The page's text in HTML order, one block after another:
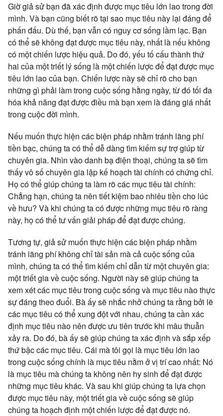
Giờ giả sử bạn đã xác định được mục tiêu lớn lao trong đời
mình. Và bạn cũng biết rõ tại sao mục tiêu này lại đáng để
phấn đấu. Dù thế, bạn vẫn có nguy cơ sống lầm lạc. Bạn
có thể sẽ không đạt được mục tiêu này, nhất là nếu không
có một chiến lược hiệu quả. Do đó, yếu tố cấu thành thứ
hai của một triết lý sống là một chiến lược để đạt được mục
tiêu lớn lao của bạn. Chiến lược này sẽ chỉ rõ cho bạn
những gì phải làm trong cuộc sống hằng ngày, từ đó tối đa
hóa khả năng đạt được điều mà bạn xem là đáng giá nhất
trong cuộc đời mình.
Nếu muốn thực hiện các biện pháp nhằm tránh lãng phí
tiền bạc, chúng ta có thể dễ dàng tìm kiếm sự trợ giúp từ
chuyên gia. Nhìn vào danh bạ điện thoại, chúng ta sẽ tìm
thấy vô số chuyên gia lập kế hoạch tài chính có chứng chỉ.
Họ có thể giúp chúng ta làm rõ các mục tiêu tài chính:
Chẳng hạn, chúng ta nên tiết kiệm bao nhiêu tiền cho lúc
về hưu? Và khi chúng ta có được những mục tiêu rõ ràng
này, họ có thể tư vấn giải pháp để đạt được chúng.
Tương tự, giả sử muốn thực hiện các biện pháp nhằm
tránh lãng phí không chỉ tài sản mà cả cuộc sống của
mình, chúng ta có thể tìm kiếm chỉ dẫn từ một chuyên gia:
một triết gia về cuộc sống. Người này sẽ giúp chúng ta
xem xét các mục tiêu trong cuộc sống và mục tiêu nào thực
sự đáng theo đuổi. Bà ấy sẽ nhắc nhở chúng ta rằng bởi lẽ
các mục tiêu có thể xung đột với nhau, chúng ta cần xác
định mục tiêu nào nên được ưu tiên trước khi mâu thuẫn
xảy ra. Do đó, bà ấy sẽ giúp chúng ta xác định và sắp xếp
thứ bậc các mục tiêu. Cái mà tôi gọi là mục tiêu lớn lao
trong cuộc sống chính là mục tiêu nằm ở vị trí cao nhất: Nó
là mục tiêu mà chúng ta không nên hy sinh để đạt được
những mục tiêu khác. Và sau khi giúp chúng ta lựa chọn
được mục tiêu này, một triết gia về cuộc sống sẽ giúp
chúng ta hoạch định một chiến lược để đạt được nó.